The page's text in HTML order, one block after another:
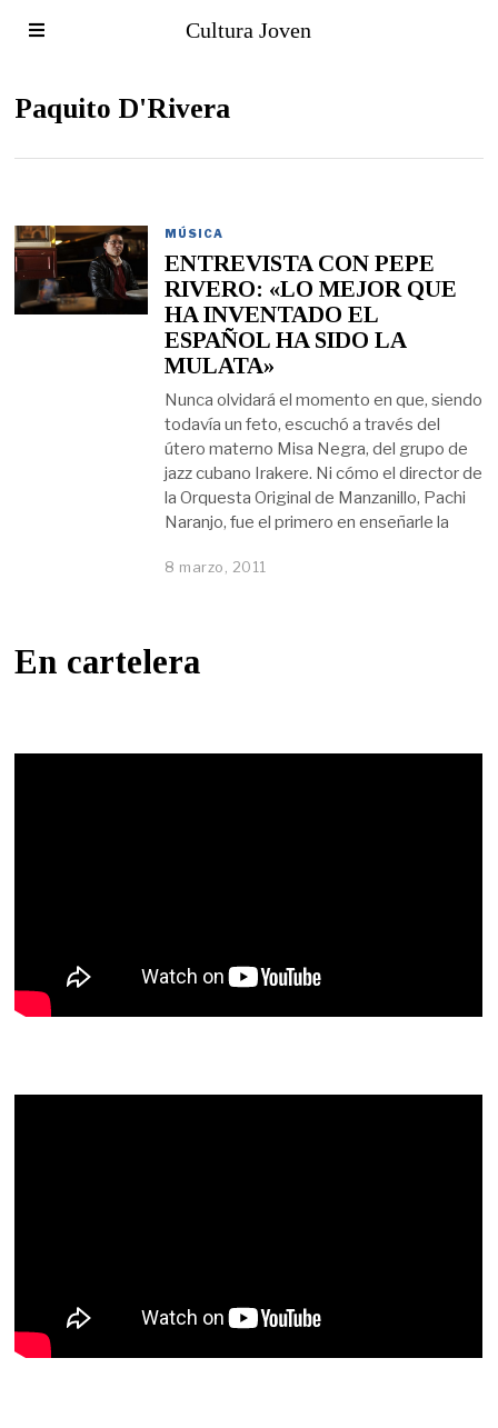
Cultura Joven
Paquito D'Rivera
MÚSICA
ENTREVISTA CON PEPE
RIVERO: «LO MEJOR QUE
HA INVENTADO EL
ESPAÑOL HA SIDO LA
MULATA»
Nunca olvidará el momento en que, siendo
todavía un feto, escuchó a través del
útero materno Misa Negra, del grupo de
jazz cubano Irakere. Ni cómo el director de
la Orquesta Original de Manzanillo, Pachi
Naranjo, fue el primero en enseñarle la
8 marzo, 2011
En cartelera